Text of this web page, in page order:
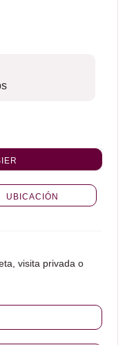
UBICACIÓN
visita privada o